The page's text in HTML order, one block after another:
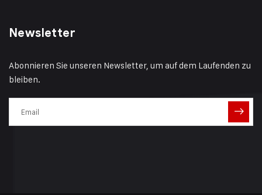
Newsletter
Abonnieren Sie unseren Newsletter, um auf dem Laufenden zu
bleiben.